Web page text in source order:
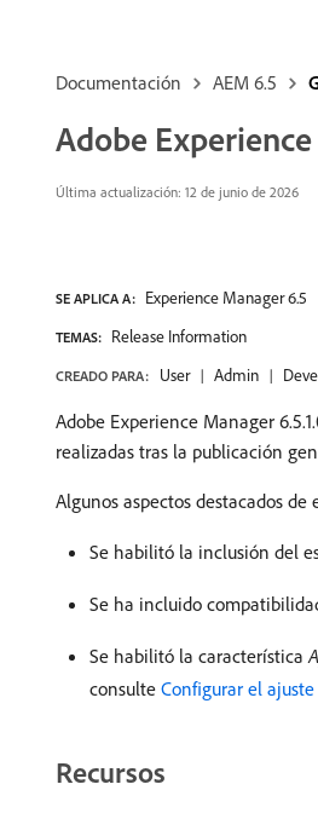
Documentación AEM 6.5
Adobe Experience
Última actualización: 12 de junio de 2026
SE APLICA A: Experience Manager 6.5
TEMAS: Release Information
CREADO PARA: User Admin
Adobe Experience Manager
realizadas tras la publicación
Algunos aspectos destacados
Se habilitó la inclusión del
Se ha incluido
Se habilitó la característica
consulte Configurar el
Recursos